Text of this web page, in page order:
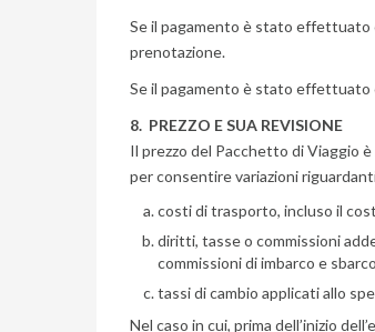
Se il pagamento è stato effettuato
prenotazione.
Se il pagamento è stato effettuato
8. PREZZO E SUA REVISIONE
Il prezzo del Pacchetto di Viaggio
per consentire variazioni
costi di trasporto, incluso il
diritti, tasse o commissioni
commissioni di imbarco e
tassi di cambio applicati allo
Nel caso in cui, prima dell’inizio